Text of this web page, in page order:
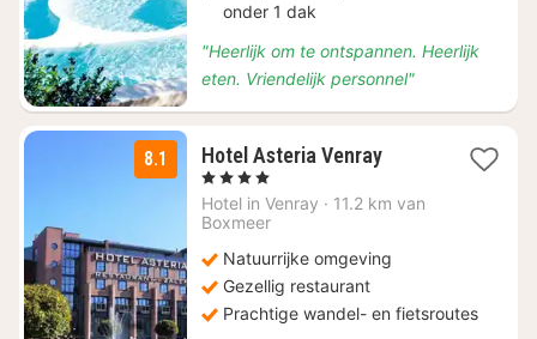
onder 1 dak
"Heerlijk om te ontspannen. Heerlijk
eten. Vriendelijk personnel"
8.1 Hotel Asteria Venray2
vanaf
, 4 Sterren
Hotel in Venray · 11.2 km van
Boxmeer
Natuurrijke omgeving
Gezellig restaurant
Prachtige wandel- en fietsroutes